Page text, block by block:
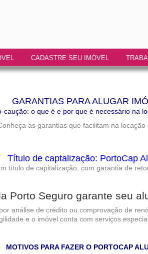
CADASTRE SEU IMÓVEL
GARANTIAS PARA ALUGAR
as garantias que facilitam na locação
Título de captalização: PortoCap
título de capitalização, com garantia de
Porto Seguro garante seu
de crédito ou comprovação de
e o imóvel conta com serviços
MOTIVOS PARA FAZER O PORTOCAP